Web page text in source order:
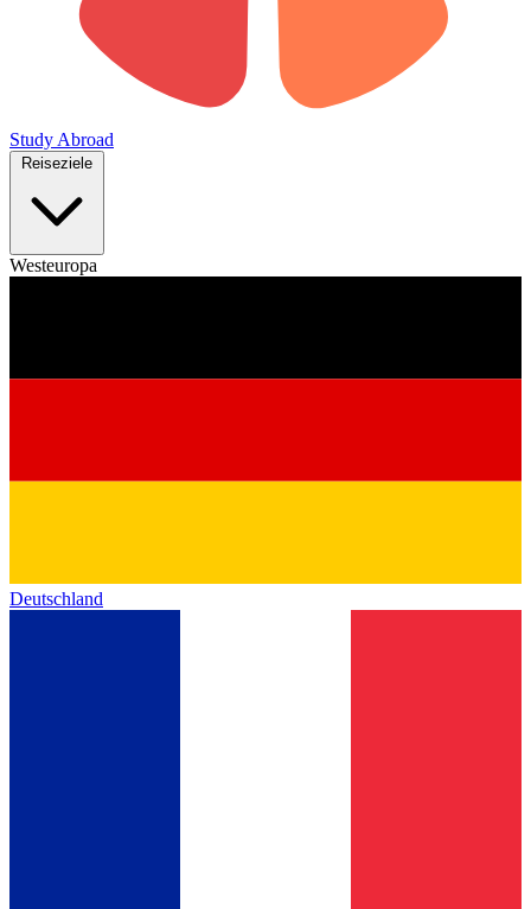
Study Abroad
Westeuropa
Deutschland